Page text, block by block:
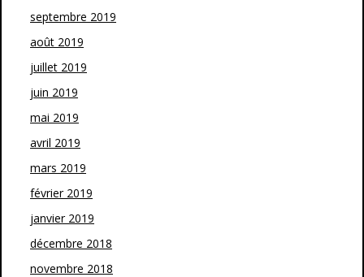
septembre 2019
août 2019
juillet 2019
juin 2019
mai 2019
avril 2019
mars 2019
février 2019
janvier 2019
décembre 2018
novembre 2018